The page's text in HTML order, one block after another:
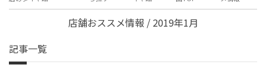
店舗おススメ情報 / 2019年1月
記事一覧